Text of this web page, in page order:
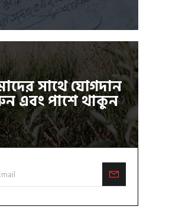
সাথে যোগদান
এবং পাশে থাকুন